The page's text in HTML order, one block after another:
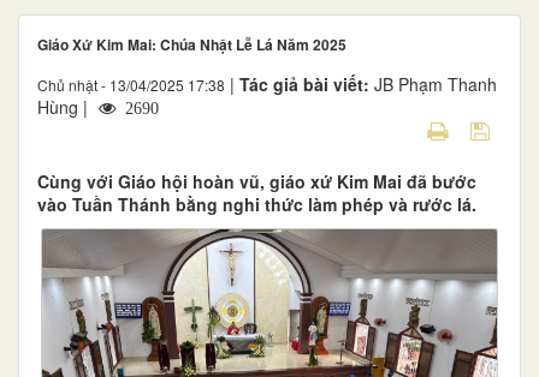
Giáo Xứ Kim Mai: Chúa Nhật Lễ Lá Năm 2025
Chủ nhật - 13/04/2025 17:38 | Tác giả bài viết: JB Phạm Thanh
Hùng |
2690
Cùng với Giáo hội hoàn vũ, giáo xứ Kim Mai đã bước
vào Tuần Thánh bằng nghi thức làm phép và rước lá.